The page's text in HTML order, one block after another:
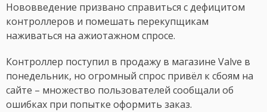
Нововведение призвано справиться с дефицитом
контроллеров и помешать перекупщикам
наживаться на ажиотажном спросе.
Контроллер поступил в продажу в магазине Valve в
понедельник, но огромный спрос привёл к сбоям на
сайте – множество пользователей сообщали об
ошибках при попытке оформить заказ.